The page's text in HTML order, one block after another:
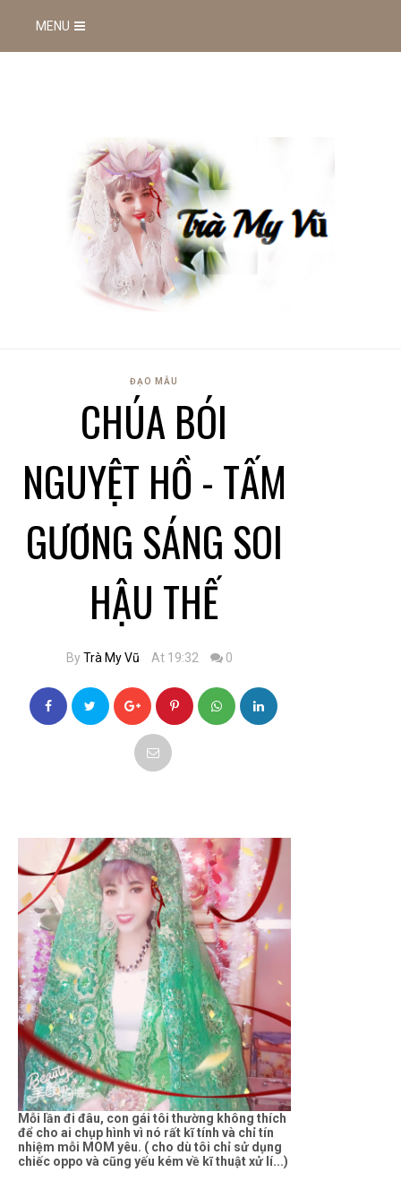
MENU
ĐẠO MẪU
CHÚA BÓI
NGUYỆT HỒ - TẤM
GƯƠNG SÁNG SOI
HẬU THẾ
ByTrà My Vũ At 19:32 0
Mỗi lần đi đâu, con gái tôi thường không thích
để cho ai chụp hình vì nó rất kĩ tính và chỉ tín
nhiệm mỗi MOM yêu. ( cho dù tôi chỉ sử dụng
chiếc oppo và cũng yếu kém về kĩ thuật xử lí...)